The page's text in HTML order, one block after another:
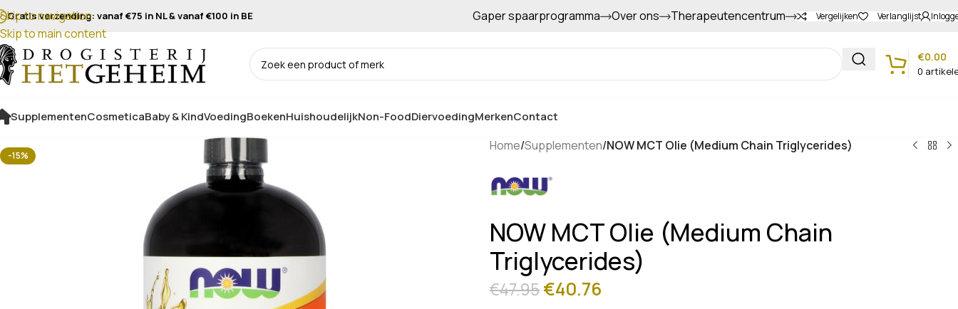
Skip to navigation
Skip to main content
Gratis verzending: vanaf €75 in NL & vanaf €100 in BE Gratis afhalen in de winkel Gapers sparen voor extra korting
Gaper spaarprogramma Over ons Therapeutencentrum Vergelijken Verlanglijst
0
€0.00
SupplementenCosmeticaBaby & KindVoedingBoekenHuishoudelijkNon-FoodDiervoedingMerkenContact
-15%
Home/Supplementen/NOW MCT Olie (Medium Chain Triglycerides)
NOW MCT Olie (Medium Chain
Triglycerides)
€47.95€40.76